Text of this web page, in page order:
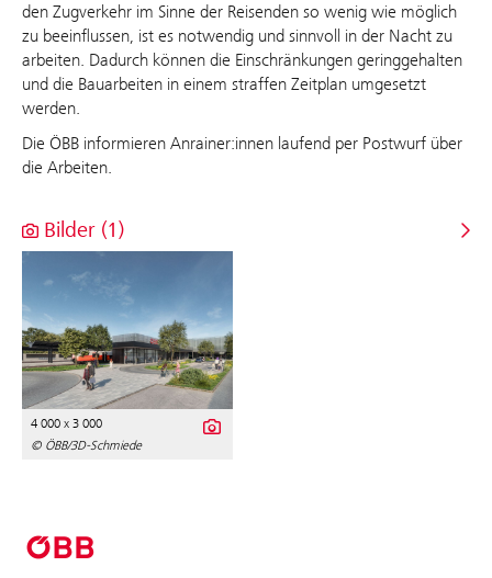
den Zugverkehr im Sinne der Reisenden so wenig wie möglich
zu beeinflussen, ist es notwendig und sinnvoll in der Nacht zu
arbeiten. Dadurch können die Einschränkungen geringgehalten
und die Bauarbeiten in einem straffen Zeitplan umgesetzt
werden.
Die ÖBB informieren Anrainer:innen laufend per Postwurf über
die Arbeiten.
Bilder (1)
4 000 x 3 000
© ÖBB/3D-Schmiede